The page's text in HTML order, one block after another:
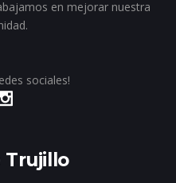
en mejorar nuestra
sociales!
Trujillo